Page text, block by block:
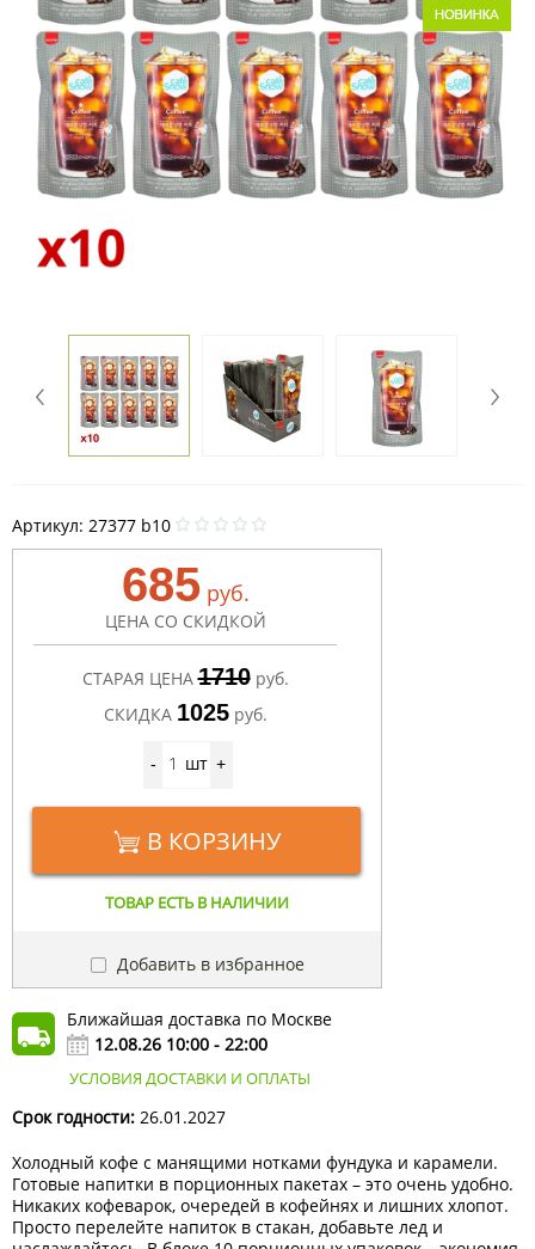
Артикул: 27377 b10
685 руб.
ЦЕНА СО СКИДКОЙ
СТАРАЯ ЦЕНА 1710 руб.
СКИДКА 1025 руб.
- шт +
В КОРЗИНУ
ТОВАР ЕСТЬ В НАЛИЧИИ
Добавить в избранное
Ближайшая доставка по Москве
12.08.26 10:00 - 22:00
УСЛОВИЯ ДОСТАВКИ И ОПЛАТЫ
Срок годности: 26.01.2027
Холодный кофе с манящими нотками фундука и карамели.
Готовые напитки в порционных пакетах – это очень удобно.
Никаких кофеварок, очередей в кофейнях и лишних хлопот.
Просто перелейте напиток в стакан, добавьте лед и